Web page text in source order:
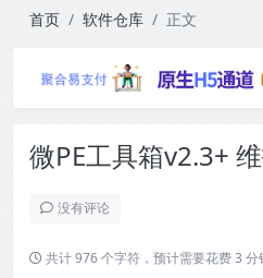
首页
软件仓库 正文
微PE工具箱v2.3+
没有评论
共计 976 个字符，预计需要花费 3 分